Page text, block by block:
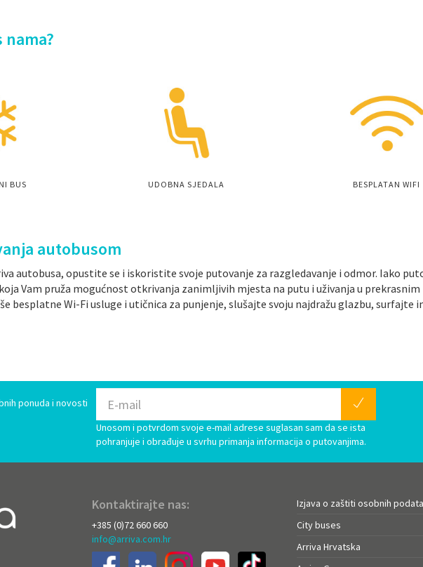
BUS UDOBNA SJEDALA BESPLATAN WIFI
autobusom
autobusa, opustite se i iskoristite svoje putovanje za razgledavanje i odmor. Iako
Vam pruža mogućnost otkrivanja zanimljivih mjesta na putu i uživanja u
besplatne Wi-Fi usluge i utičnica za punjenje, slušajte svoju najdražu glazbu,
ponuda i novosti
Unosom i potvrdom svoje e-mail adrese suglasan sam da se ista
pohranjuje i obrađuje u svrhu primanja informacija o putovanjima.
Kontaktirajte nas:
+385 (0)72 660 660
info@arriva.com.hr
Izjava o zaštiti osobnih
City buses
Arriva Hrvatska